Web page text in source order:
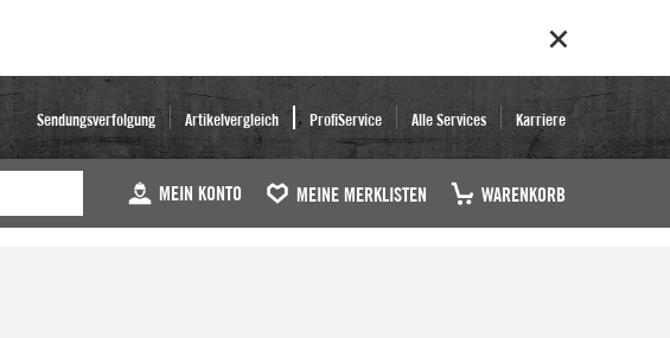
Sendungsverfolgung Artikelvergleich ProfiService Alle Services Karriere
MEIN KONTO MEINE MERKLISTEN WARENKORB